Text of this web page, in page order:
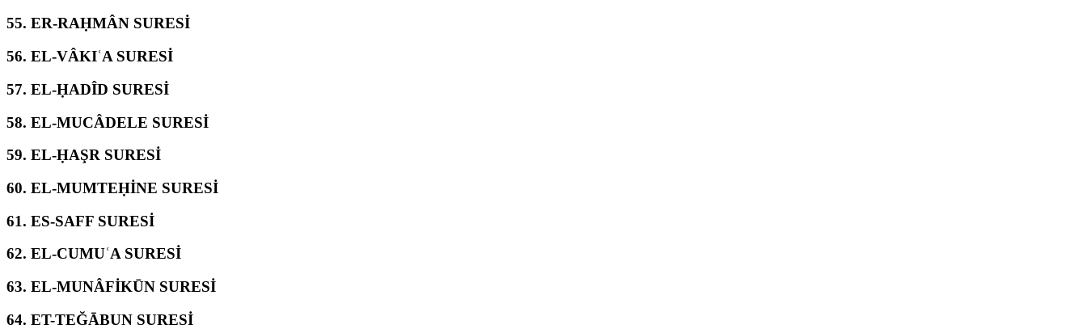
55. ER-RAḤMÂN SURESİ
56. EL-VÂKIʿA SURESİ
57. EL-ḤADÎD SURESİ
58. EL-MUCÂDELE SURESİ
59. EL-ḤAŞR SURESİ
60. EL-MUMTEḤİNE SURESİ
61. ES-SAFF SURESİ
62. EL-CUMUʿA SURESİ
63. EL-MUNÂFİKŪN SURESİ
64. ET-TEĞĀBUN SURESİ